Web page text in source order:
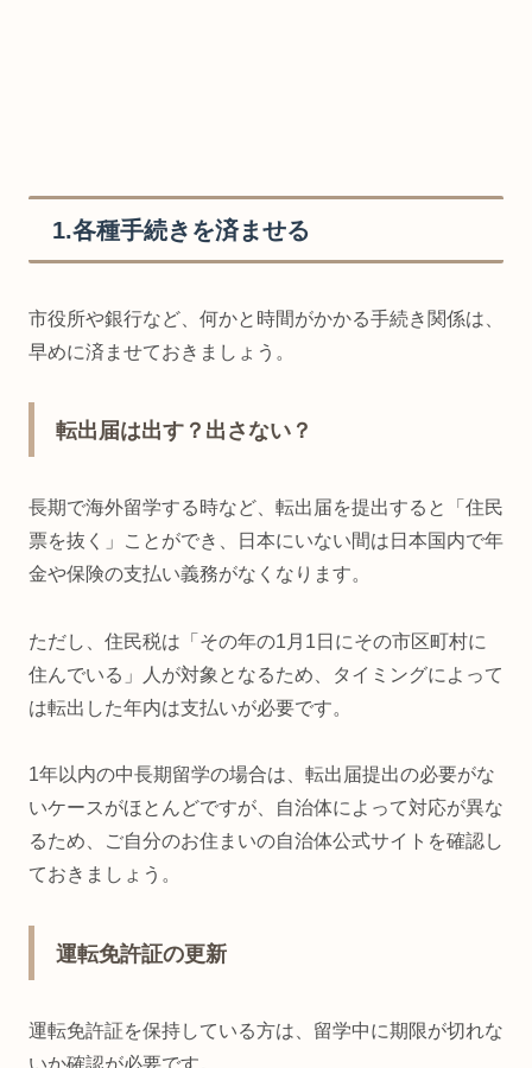
1.各種手続きを済ませる
市役所や銀行など、何かと時間がかかる手続き関係は、
早めに済ませておきましょう。
転出届は出す？出さない？
長期で海外留学する時など、転出届を提出すると「住民
票を抜く」ことができ、日本にいない間は日本国内で年
金や保険の支払い義務がなくなります。
ただし、住民税は「その年の1月1日にその市区町村に
住んでいる」人が対象となるため、タイミングによって
は転出した年内は支払いが必要です。
1年以内の中長期留学の場合は、転出届提出の必要がな
いケースがほとんどですが、自治体によって対応が異な
るため、ご自分のお住まいの自治体公式サイトを確認し
ておきましょう。
運転免許証の更新
運転免許証を保持している方は、留学中に期限が切れな
いか確認が必要です。